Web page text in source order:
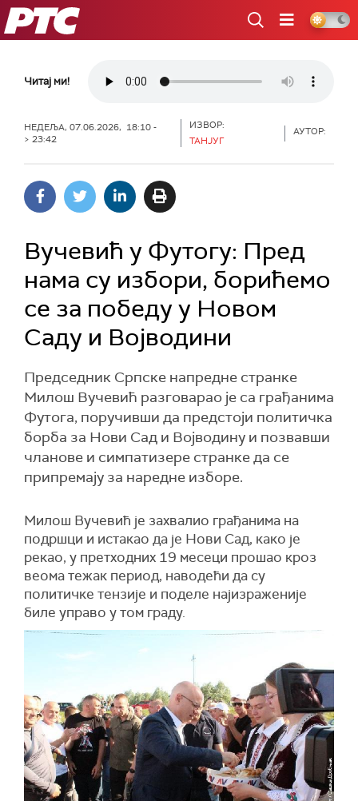
РТС
Читај ми!
НЕДЕЉА, 07.06.2026, 18:10 -
> 23:42
ИЗВОР:
ТАНЈУГ
АУТОР:
Вучевић у Футогу: Пред
нама су избори, борићемо
се за победу у Новом
Саду и Војводини
Председник Српске напредне странке
Милош Вучевић разговарао је са грађанима
Футога, поручивши да предстоји политичка
борба за Нови Сад и Војводину и позвавши
чланове и симпатизере странке да се
припремају за наредне изборе.
Милош Вучевић је захвалио грађанима на
подршци и истакао да је Нови Сад, како је
рекао, у претходних 19 месеци прошао кроз
веома тежак период, наводећи да су
политичке тензије и поделе најизраженије
биле управо у том граду.